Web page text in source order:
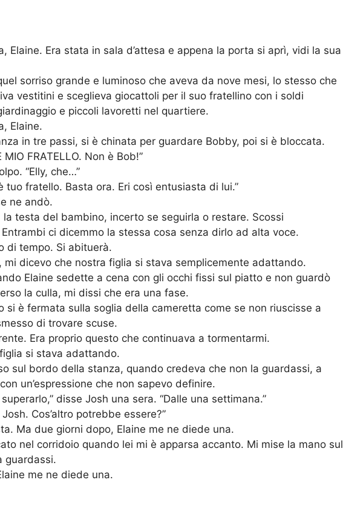
Elaine. Era stata in sala d’attesa e appena la porta si aprì, vidi la sua
sorriso grande e luminoso che aveva da nove mesi, lo stesso che
vestitini e sceglieva giocattoli per il suo fratellino con i soldi
e piccoli lavoretti nel quartiere.
Elaine.
in tre passi, si è chinata per guardare Bobby, poi si è bloccata.
FRATELLO. Non è Bob!”
“Elly, che…”
tuo fratello. Basta ora. Eri così entusiasta di lui.”
ne andò.
testa del bambino, incerto se seguirla o restare. Scossi
ci dicemmo la stessa cosa senza dirlo ad alta voce.
di tempo. Si abituerà.
mi dicevo che nostra figlia si stava semplicemente adattando.
Elaine sedette a cena con gli occhi fissi sul piatto e non guardò
la culla, mi dissi che era una fase.
si è fermata sulla soglia della cameretta come se non riuscisse a
di trovare scuse.
Era proprio questo che continuava a tormentarmi.
si stava adattando.
sul bordo della stanza, quando credeva che non la guardassi, a
un’espressione che non sapevo definire.
disse Josh una sera. “Dalle una settimana.”
Cos’altro potrebbe essere?”
Ma due giorni dopo, Elaine me ne diede una.
nel corridoio quando lei mi è apparsa accanto. Mi mise la mano sul
guardassi.
me ne diede una.